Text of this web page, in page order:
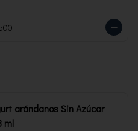
Rinde 4 porciones.
arándanos Sin Azúcar
ml